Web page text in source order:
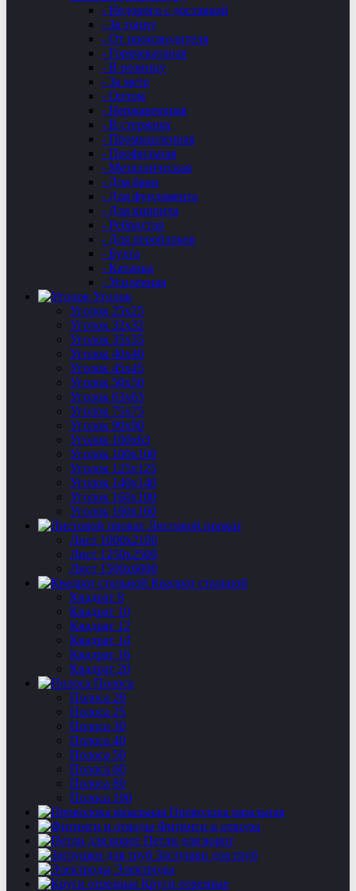
- Недорого с доставкой
- За тонну
- От производителя
- Горячекатаная
- В розницу
- За метр
- Оптом
- Нержавеющая
- В стержнях
- Промышленная
- Профильная
- Металлическая
- Для бани
- Для фундамента
- Для кирпича
- Ребристая
- Для пероблоков
- Бухта
- Катанка
- Усиленная
Уголок
Уголок 25х25
Уголок 32х32
Уголок 35х35
Уголок 40х40
Уголок 45х45
Уголок 50х50
Уголок 63х63
Уголок 75х75
Уголок 90х90
Уголок 100х63
Уголок 100х100
Уголок 125х125
Уголок 140х140
Уголок 160х100
Уголок 160х160
Листовой прокат
Лист 1000х2100
Лист 1250х2500
Лист 1500х6000
Квадрат стальной
Квадрат 8
Квадрат 10
Квадрат 12
Квадрат 14
Квадрат 16
Квадрат 20
Полоса
Полоса 20
Полоса 25
Полоса 30
Полоса 40
Полоса 50
Полоса 60
Полоса 80
Полоса 100
Проволока вязальная
Фитинги и отводы
Петли для ворот
Заглушки для труб
Электроды
Круги отрезные